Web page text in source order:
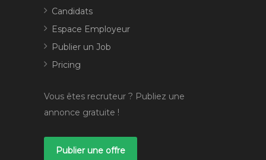
Candidats
Espace Employeur
Publier un Job
Pricing
Vous êtes recruteur ? Publiez une
annonce gratuite !
Publier une offre